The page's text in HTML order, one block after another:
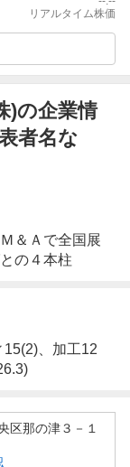
リアルタイム株価
)の企業情
者名な
＆Ａで全国展
の４本柱
15(2)、加工12
区那の津３－１